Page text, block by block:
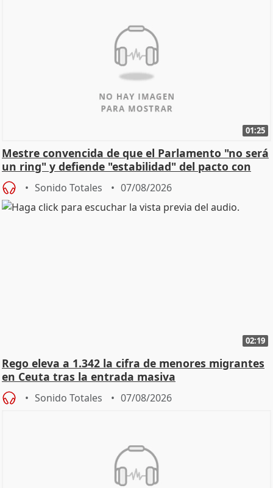
01:25
Mestre convencida de que el Parlamento "no será
un ring" y defiende "estabilidad" del pacto con
Vox
Sonido Totales 07/08/2026
02:19
Rego eleva a 1.342 la cifra de menores migrantes
en Ceuta tras la entrada masiva
Sonido Totales 07/08/2026